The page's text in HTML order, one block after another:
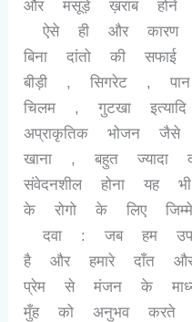
और मसूड़े ख़राब
ऐसे ही और कारण है मीठा खाके रात को
बिना दांतो की
बीड़ी , सिगरेट ,
चिलम , गुटखा
अप्राकृतिक भोजन जैसे
खाना , बहुत ज्यादा
संवेदनशील होना यह
के रोगो के लिए
दवा : जब हम उपरोक्त गलतिया नहीं करते
है और हमारे दाँत
प्रेम से मंजन के
मुँह को अनुभव करते